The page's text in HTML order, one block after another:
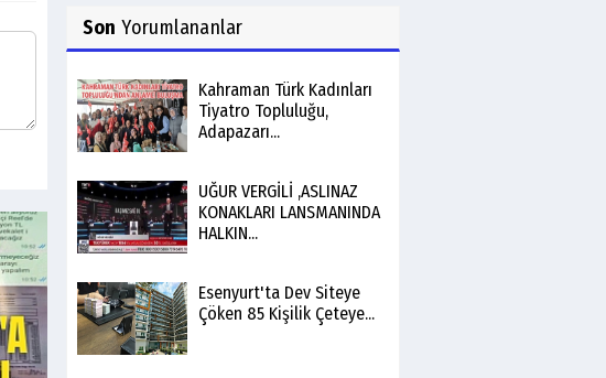
Son Yorumlananlar
Kahraman Türk Kadınları
Tiyatro Topluluğu,
Adapazarı...
UĞUR VERGİLİ ,ASLINAZ
KONAKLARI LANSMANINDA
HALKIN...
Esenyurt'ta Dev Siteye
Çöken 85 Kişilik Çeteye...